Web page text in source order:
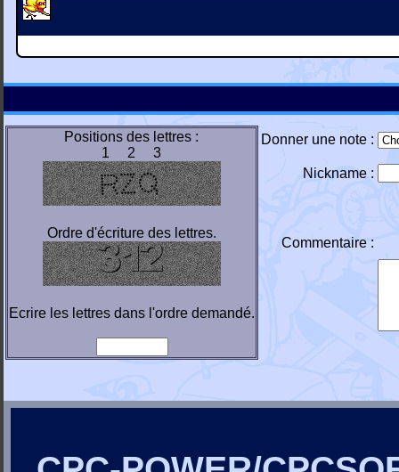
Positions des lettres :
1 2 3
Ordre d'écriture des lettres.
Ecrire les lettres dans l'ordre demandé.
Donner une note :
Nickname :
Commentaire :